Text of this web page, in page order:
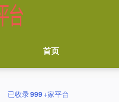
首页
已收录999+家平台